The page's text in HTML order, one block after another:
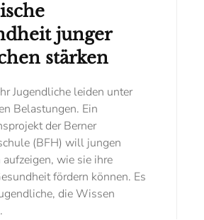
junger
stärken
Jugendliche leiden unter
Belastungen. Ein
der Berner
(BFH) will jungen
aufzeigen, wie sie ihre
fördern können. Es
die Wissen